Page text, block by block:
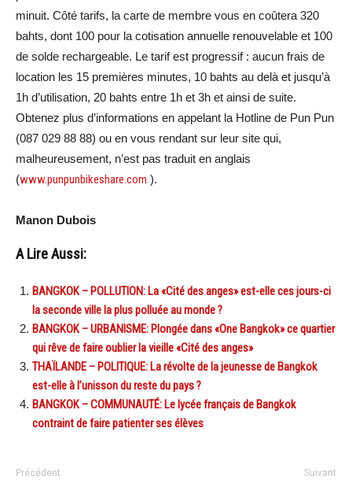
minuit. Côté tarifs, la carte de membre vous en coûtera 320
bahts, dont 100 pour la cotisation annuelle renouvelable et 100
de solde rechargeable. Le tarif est progressif : aucun frais de
location les 15 premières minutes, 10 bahts au delà et jusqu’à
1h d’utilisation, 20 bahts entre 1h et 3h et ainsi de suite.
Obtenez plus d’informations en appelant la Hotline de Pun Pun
(087 029 88 88) ou en vous rendant sur leur site qui,
malheureusement, n’est pas traduit en anglais
(www.punpunbikeshare.com ).
Manon Dubois
A Lire Aussi:
BANGKOK – POLLUTION: La «Cité des anges» est-elle ces jours-ci
la seconde ville la plus polluée au monde ?
BANGKOK – URBANISME: Plongée dans «One Bangkok» ce quartier
qui rêve de faire oublier la vieille «Cité des anges»
THAÏLANDE – POLITIQUE: La révolte de la jeunesse de Bangkok
est-elle à l’unisson du reste du pays ?
BANGKOK – COMMUNAUTÉ: Le lycée français de Bangkok
contraint de faire patienter ses élèves
Précédent Suivant